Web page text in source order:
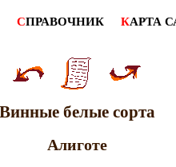
СПРАВОЧНИК КАРТА
Винные белые сорта
Алиготе